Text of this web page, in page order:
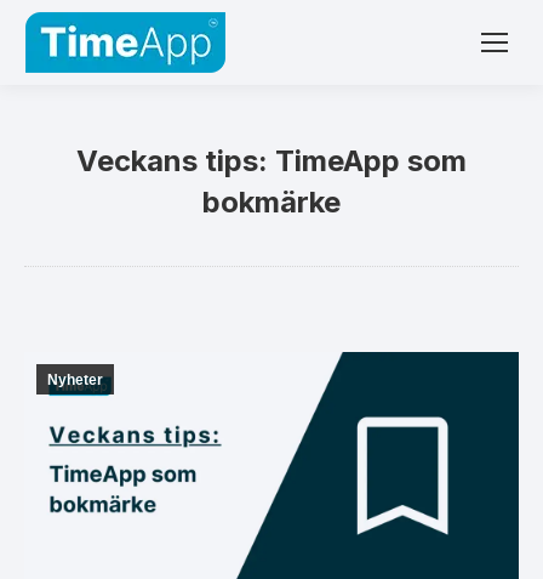
Veckans tips: TimeApp som
bokmärke
Nyheter